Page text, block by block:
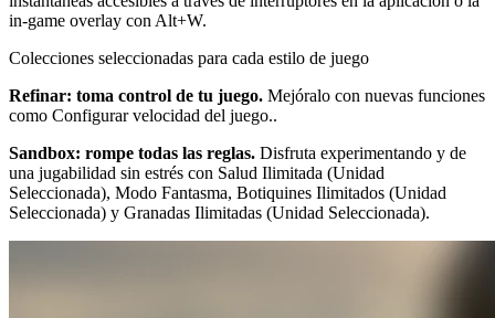
in-game overlay con Alt+W.
Colecciones seleccionadas para cada estilo de juego
Refinar: toma control de tu juego. Mejóralo con nuevas funciones
como Configurar velocidad del juego..
Sandbox: rompe todas las reglas. Disfruta experimentando y de
una jugabilidad sin estrés con Salud Ilimitada (Unidad
Seleccionada), Modo Fantasma, Botiquines Ilimitados (Unidad
Seleccionada) y Granadas Ilimitadas (Unidad Seleccionada).